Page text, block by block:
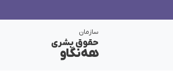
سازمان
حقوق بشری
هەنگاو